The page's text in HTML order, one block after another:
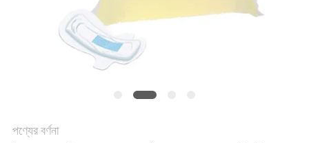
পণ্যের বর্ণনা